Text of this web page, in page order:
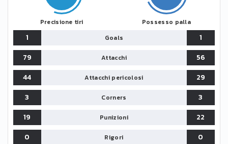
Precisione tiri Possesso palla
1 Goals
1
79
Attacchi
56
44
Attacchi pericolosi
29
3
Corners
3
19
Punizioni
22
0
Rigori 0